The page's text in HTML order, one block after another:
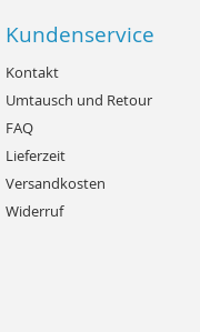
Kundenservice
Kontakt
Umtausch und Retour
FAQ
Lieferzeit
Versandkosten
Widerruf